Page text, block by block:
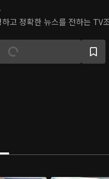
고 정확한 뉴스를 전하는 TV